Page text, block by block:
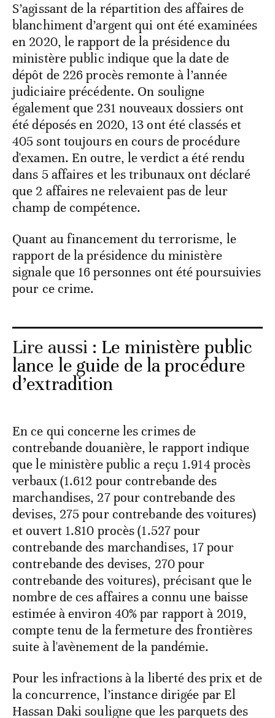
S’agissant de la répartition des affaires de
blanchiment d’argent qui ont été examinées
en 2020, le rapport de la présidence du
ministère public indique que la date de
dépôt de 226 procès remonte à l’année
judiciaire précédente. On souligne
également que 231 nouveaux dossiers ont
été déposés en 2020, 13 ont été classés et
405 sont toujours en cours de procédure
d'examen. En outre, le verdict a été rendu
dans 5 affaires et les tribunaux ont déclaré
que 2 affaires ne relevaient pas de leur
champ de compétence.
Quant au financement du terrorisme, le
rapport de la présidence du ministère
signale que 16 personnes ont été poursuivies
pour ce crime.
Lire aussi : Le ministère public
lance le guide de la procédure
d’extradition
En ce qui concerne les crimes de
contrebande douanière, le rapport indique
que le ministère public a reçu 1.914 procès
verbaux (1.612 pour contrebande des
marchandises, 27 pour contrebande des
devises, 275 pour contrebande des voitures)
et ouvert 1.810 procès (1.527 pour
contrebande des marchandises, 17 pour
contrebande des devises, 270 pour
contrebande des voitures), précisant que le
nombre de ces affaires a connu une baisse
estimée à environ 40% par rapport à 2019,
compte tenu de la fermeture des frontières
suite à l'avènement de la pandémie.
Pour les infractions à la liberté des prix et de
la concurrence, l’instance dirigée par El
Hassan Daki souligne que les parquets des